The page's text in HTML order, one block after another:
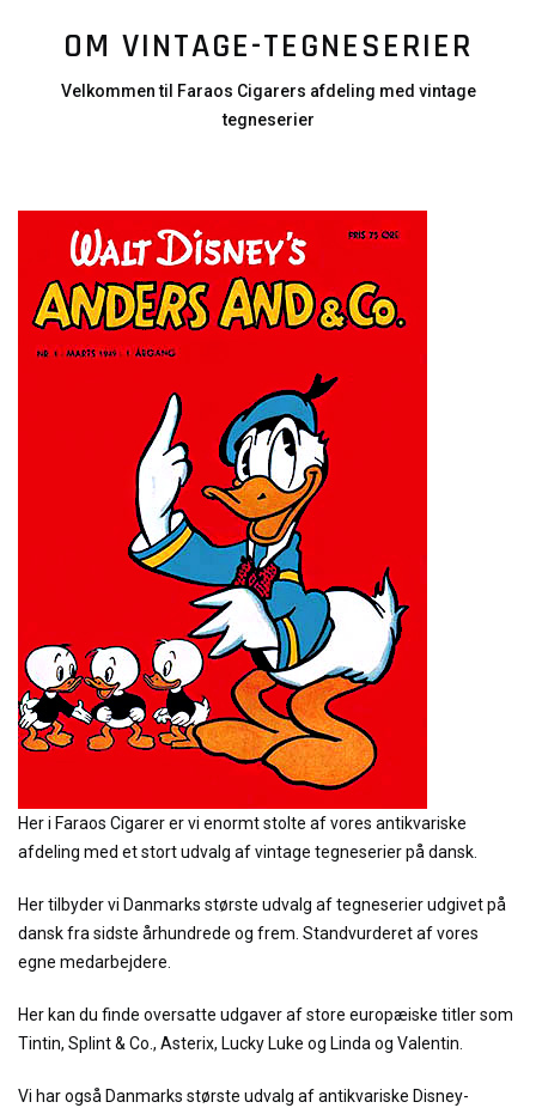
OM VINTAGE-TEGNESERIER
Velkommen til Faraos Cigarers afdeling med vintage
tegneserier
Her i Faraos Cigarer er vi enormt stolte af vores antikvariske
afdeling med et stort udvalg af vintage tegneserier på dansk.
Her tilbyder vi Danmarks største udvalg af tegneserier udgivet på
dansk fra sidste århundrede og frem. Standvurderet af vores
egne medarbejdere.
Her kan du finde oversatte udgaver af store europæiske titler som
Tintin, Splint & Co., Asterix, Lucky Luke og Linda og Valentin.
Vi har også Danmarks største udvalg af antikvariske Disney-